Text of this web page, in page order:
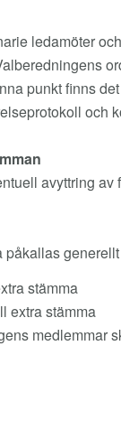
ledamöter
punkt finns
och
avyttring
påkallas
stämma
extra stämma
medlemmar